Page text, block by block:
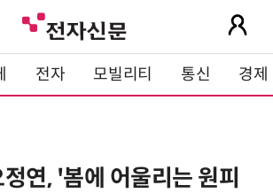
전자 모빌리티 통신 경제
연, '봄에 어울리는 원피